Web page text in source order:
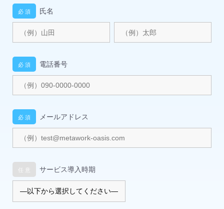
氏名
電話番号
メールアドレス
サービス導入時期